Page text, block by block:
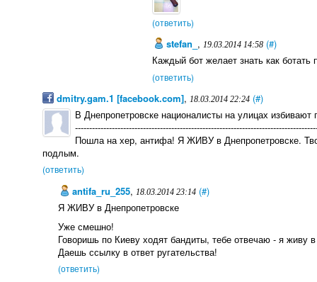
(ответить)
stefan_ ,19.03.2014 14:58 (#)
Каждый бот желает знать как ботать
(ответить)
dmitry.gam.1 [facebook.com],18.03.2014 22:24 (#)
В Днепропетровске националисты на улицах избивают
Пошла на хер, антифа! Я ЖИВУ в Днепропетровске.
подлым.
(ответить)
antifa_ru_255, 18.03.2014 23:14 (#)
Я ЖИВУ в Днепропетровске
Уже смешно!
Говоришь по Киеву ходят бандиты, тебе отвечаю - я живу
Даешь ссылку в ответ ругательства!
(ответить)